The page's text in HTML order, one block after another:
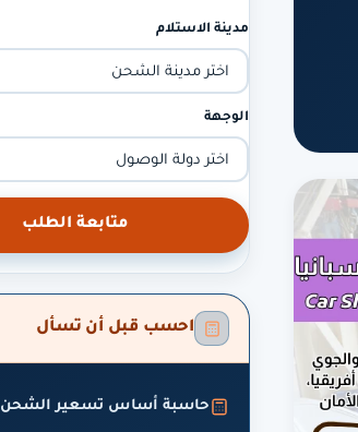
مدينة الاستلام
الوجهة
متابعة الطلب
احسب قبل أن تسأل
حاسبة أساس تسعير الشحن